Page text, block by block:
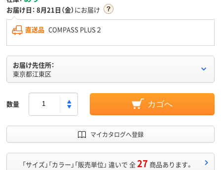
お届け日： 8月21日（金）にお届け
直送品 COMPASS PLUS２
お届け先住所：
東京都江東区
数量 カゴへ
マイカタログへ登録
「サイズ」「カラー」「販売単位」 違いで 全27 商品あります。